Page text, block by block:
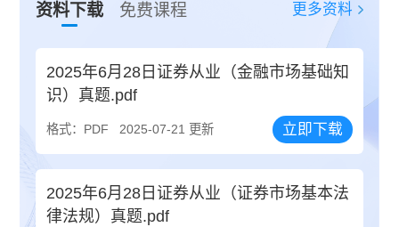
资料下载 免费课程 更多资料
2025年6月28日证券从业（金融市场基础知
识）真题.pdf
格式：PDF 2025-07-21 更新 立即下载
2025年6月28日证券从业（证券市场基本法
律法规）真题.pdf